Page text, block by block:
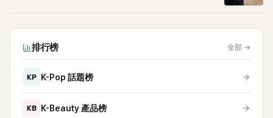
排行榜 全部 →
KP K-Pop 話題榜
KB K-Beauty 產品榜